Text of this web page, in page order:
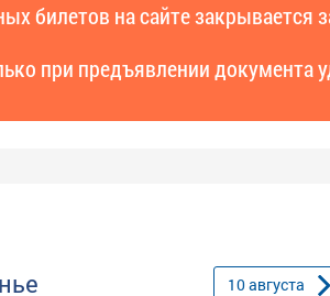
билетов на сайте закрывается
при предъявлении документа
10августа